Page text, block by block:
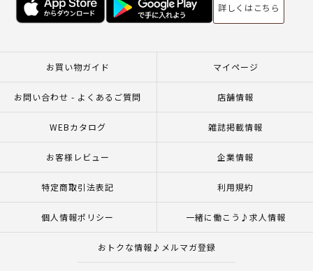
詳しくはこちら
お買い物ガイド マイページ
お問い合わせ - よくあるご質問 店舗情報
WEBカタログ 雑誌掲載情報
お客様レビュー 企業情報
特定商取引法表記 利用規約
個人情報ポリシー 一緒に働こう♪求人情報
おトクな情報♪メルマガ登録